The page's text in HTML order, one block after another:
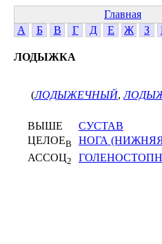
Главная
А
Б В Г Д Е Ж З
ЛОДЫЖКА
(ЛОДЫЖЕЧНЫЙ,
ВЫШЕ
СУСТАВ
ЦЕЛОЕВ
НОГА
АССОЦ2